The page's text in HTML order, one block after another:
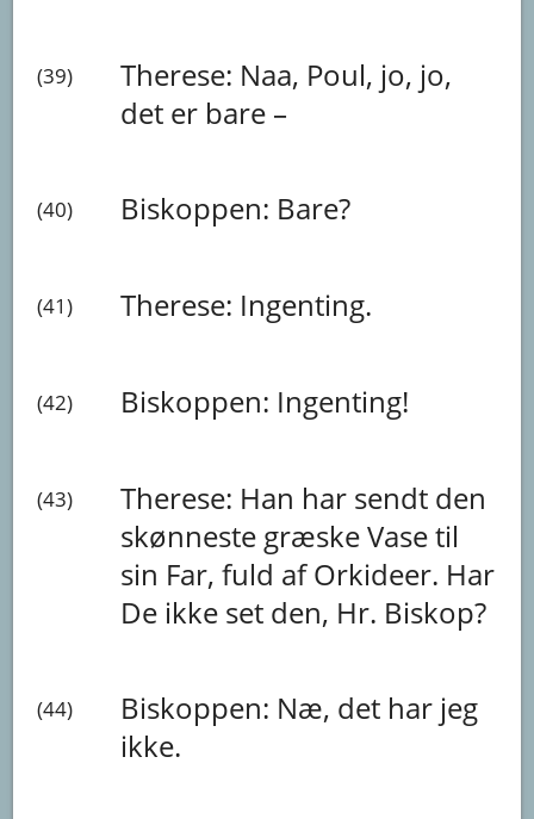
(39) Therese: Naa, Poul, jo, jo,
det er bare –
(40) Biskoppen: Bare?
(41) Therese: Ingenting.
(42) Biskoppen: Ingenting!
(43) Therese: Han har sendt den
skønneste græskeVasetil
sin Far,fuld afOrkideer. Har
De ikke set den, Hr. Biskop?
(44) Biskoppen: Næ, det har jeg
ikke.